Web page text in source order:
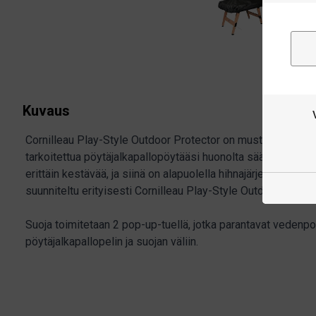
Kuvaus
Cornilleau Play-Style Outdoor Protector on musta
tarkoitettua pöytäjalkapallopöytääsi huonolta säältä ja
erittäin kestävää, ja siinä on alapuolella hihnajärjestelmä
suunniteltu erityisesti Cornilleau Play-Style Outdoor Origin
Suoja toimitetaan 2 pop-up-tuellä, jotka parantavat
pöytäjalkapallopelin ja suojan väliin.